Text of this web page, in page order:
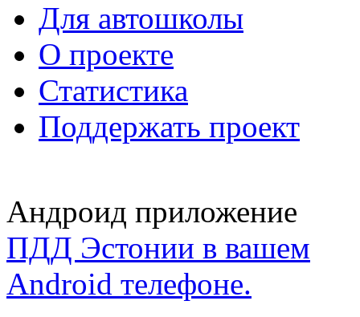
Для автошколы
О проекте
Статистика
Поддержать проект
Андроид приложение
ПДД Эстонии в вашем
Android телефоне.